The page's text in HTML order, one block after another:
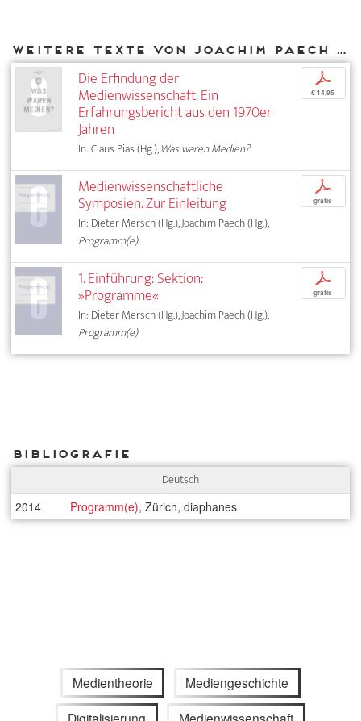
Weitere Texte von Joachim Paech bei DIAPHANES
Die Erfindung der
Medienwissenschaft. Ein
Erfahrungsbericht aus den 1970er
Jahren
In: Claus Pias (Hg.),Was waren Medien?
p
€ 14,95
Medienwissenschaftliche
Symposien. Zur Einleitung
In: Dieter Mersch (Hg.), Joachim Paech (Hg.),
Programm(e)
p
gratis
1. Einführung: Sektion:
»Programme«
In: Dieter Mersch (Hg.), Joachim Paech (Hg.),
Programm(e)
p
gratis
Bibliografie
Deutsch
2014 Programm(e), Zürich, diaphanes
Medientheorie Mediengeschichte